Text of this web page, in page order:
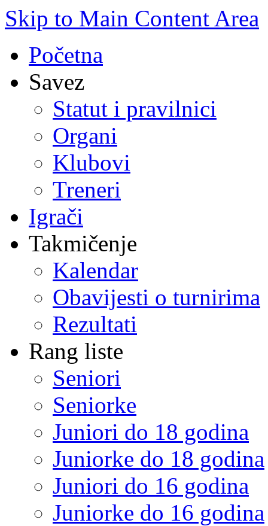
Skip to Main Content Area
Početna
Savez
Statut i pravilnici
Organi
Klubovi
Treneri
Igrači
Takmičenje
Kalendar
Obavijesti o turnirima
Rezultati
Rang liste
Seniori
Seniorke
Juniori do 18 godina
Juniorke do 18 godina
Juniori do 16 godina
Juniorke do 16 godina